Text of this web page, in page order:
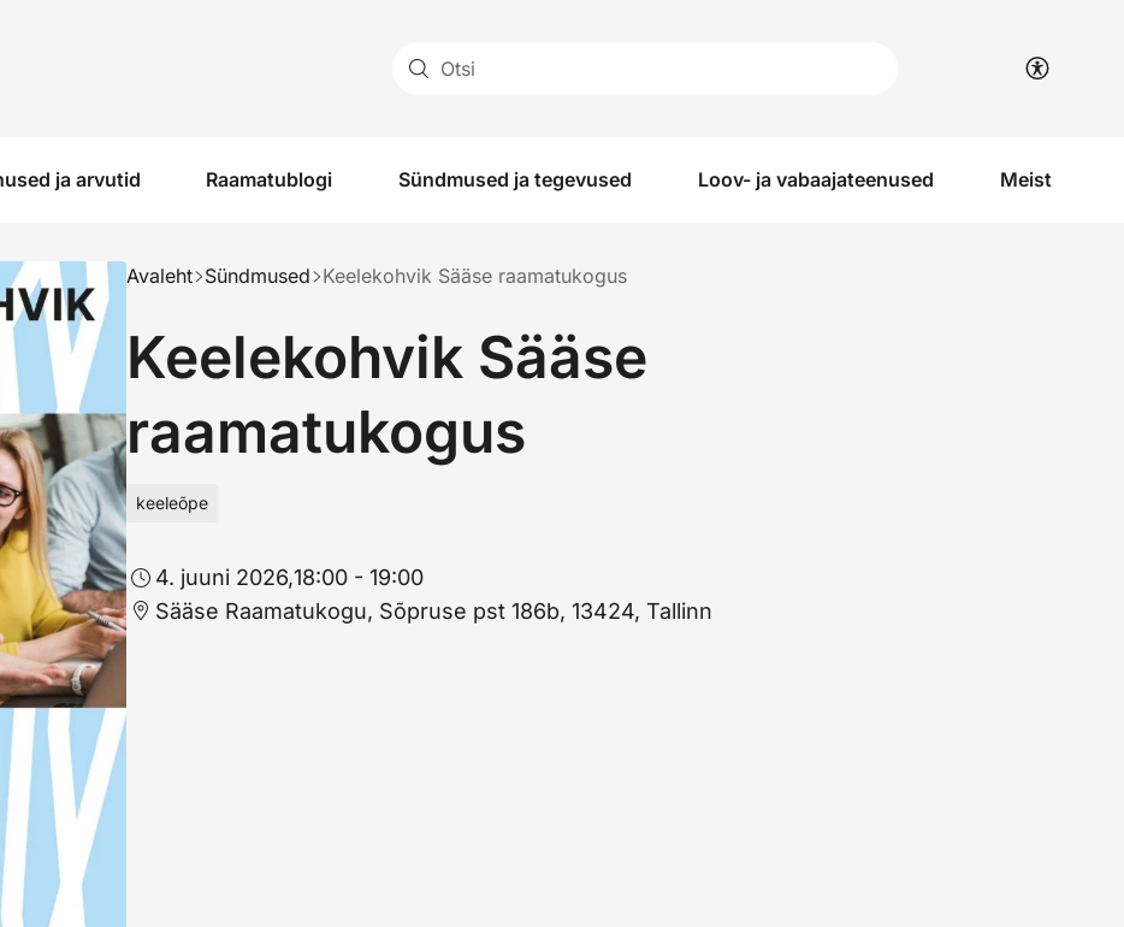
ja arvutid Raamatublogi Sündmused ja tegevused Loov- ja vabaajateenused Meist
Avaleht Sündmused Keelekohvik Sääse raamatukogus
Keelekohvik Sääse
raamatukogus
keeleõpe
4. juuni 2026,18:00 - 19:00
Sääse Raamatukogu, Sõpruse pst 186b, 13424, Tallinn